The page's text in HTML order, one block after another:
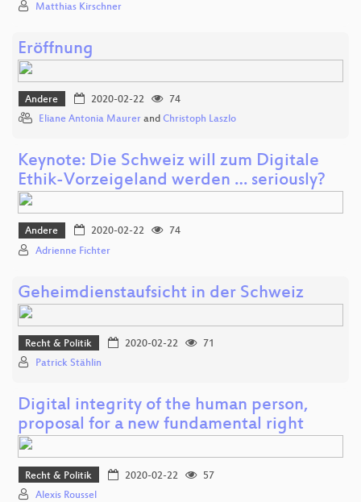
Matthias Kirschner
Eröffnung
Andere 2020-02-22
74
Eliane Antonia Maurer and Christoph Laszlo
Keynote: Die Schweiz will zum Digitale
Ethik-Vorzeigeland werden … seriously?
Andere 2020-02-22
74
Adrienne Fichter
Geheimdienstaufsicht in der Schweiz
Recht & Politik 2020-02-22
71
Patrick Stählin
Digital integrity of the human person,
proposal for a new fundamental right
Recht & Politik 2020-02-22
57
Alexis Roussel